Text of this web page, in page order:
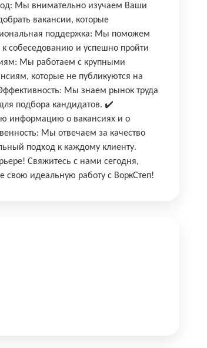
Мы внимательно изучаем Ваши
вакансии, которые
поддержка: Мы поможем
к собеседованию и успешно пройти
Мы работаем с крупными
которые не публикуются на
Мы знаем рынок труда
подбора кандидатов. ✔️
информацию о вакансиях и о
Мы отвечаем за качество
подход к каждому клиенту.
Свяжитесь с нами сегодня,
свою идеальную работу с ВоркСтеп!